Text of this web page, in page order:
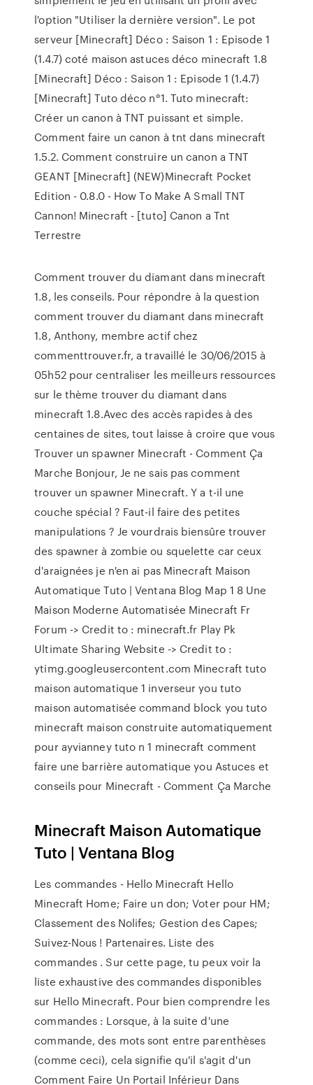
l'option "Utiliser la dernière version". Le pot
serveur [Minecraft] Déco : Saison 1 : Episode 1
(1.4.7) coté maison astuces déco minecraft 1.8
[Minecraft] Déco : Saison 1 : Episode 1 (1.4.7)
[Minecraft] Tuto déco n°1. Tuto minecraft:
Créer un canon à TNT puissant et simple.
Comment faire un canon à tnt dans minecraft
1.5.2. Comment construire un canon a TNT
GEANT [Minecraft] (NEW)Minecraft Pocket
Edition - 0.8.0 - How To Make A Small TNT
Cannon! Minecraft - [tuto] Canon a Tnt
Terrestre
Comment trouver du diamant dans minecraft
1.8, les conseils. Pour répondre à la question
comment trouver du diamant dans minecraft
1.8, Anthony, membre actif chez
commenttrouver.fr, a travaillé le 30/06/2015 à
05h52 pour centraliser les meilleurs ressources
sur le thème trouver du diamant dans
minecraft 1.8.Avec des accès rapides à des
centaines de sites, tout laisse à croire que vous
Trouver un spawner Minecraft - Comment Ça
Marche Bonjour, Je ne sais pas comment
trouver un spawner Minecraft. Y a t-il une
couche spécial ? Faut-il faire des petites
manipulations ? Je vourdrais biensûre trouver
des spawner à zombie ou squelette car ceux
d'araignées je n'en ai pas Minecraft Maison
Automatique Tuto | Ventana Blog Map 1 8 Une
Maison Moderne Automatisée Minecraft Fr
Forum -> Credit to : minecraft.fr Play Pk
Ultimate Sharing Website -> Credit to :
ytimg.googleusercontent.com Minecraft tuto
maison automatique 1 inverseur you tuto
maison automatisée command block you tuto
minecraft maison construite automatiquement
pour ayvianney tuto n 1 minecraft comment
faire une barrière automatique you Astuces et
conseils pour Minecraft - Comment Ça Marche
Minecraft Maison Automatique
Tuto | Ventana Blog
Les commandes - Hello Minecraft Hello
Minecraft Home; Faire un don; Voter pour HM;
Classement des Nolifes; Gestion des Capes;
Suivez-Nous ! Partenaires. Liste des
commandes . Sur cette page, tu peux voir la
liste exhaustive des commandes disponibles
sur Hello Minecraft. Pour bien comprendre les
commandes : Lorsque, à la suite d'une
commande, des mots sont entre parenthèses
(comme ceci), cela signifie qu'il s'agit d'un
Comment Faire Un Portail Inférieur Dans